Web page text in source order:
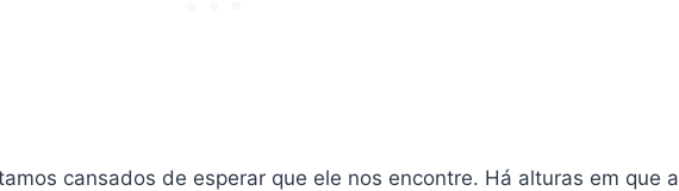
cansados de esperar que ele nos encontre. Há alturas em que a